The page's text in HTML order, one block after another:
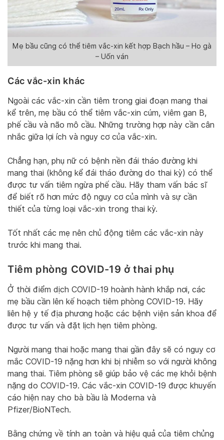
Mẹ bầu cũng có thể tiêm vắc-xin kết hợp Bạch hầu – Ho gà
– Uốn ván
Các vắc-xin khác
Ngoài các vắc-xin cần tiêm trong giai đoạn mang thai
kể trên, mẹ bầu có thể tiêm vắc-xin cúm, viêm gan B,
phế cầu và não mô cầu. Những trường hợp này cần cân
nhắc giữa lợi ích và nguy cơ của vắc-xin.
Chẳng hạn, phụ nữ có bệnh nền đái tháo đường khi
mang thai (không kể đái tháo đường do thai kỳ) có thể
được tư vấn tiêm ngừa phế cầu. Hãy tham vấn bác sĩ
để biết rõ hơn mức độ nguy cơ của mình và sự cần
thiết của từng loại vắc-xin trong thai kỳ.
Tốt nhất các mẹ nên chủ động tiêm các vắc-xin này
trước khi mang thai.
Tiêm phòng COVID-19 ở thai phụ
Ở thời điểm dịch COVID-19 hoành hành khắp nơi, các
mẹ bầu cần lên kế hoạch tiêm phòng COVID-19. Hãy
liên hệ y tế địa phương hoặc các bệnh viện sản khoa để
được tư vấn và đặt lịch hẹn tiêm phòng.
Người mang thai hoặc mang thai gần đây sẽ có nguy cơ
mắc COVID-19 nặng hơn khi bị nhiễm so với người không
mang thai. Tiêm phòng sẽ giúp bảo vệ các mẹ khỏi bệnh
nặng do COVID-19. Các vắc-xin COVID-19 được khuyến
cáo hiện nay cho bà bầu là Moderna và
Pfizer/BioNTech.
Bằng chứng về tính an toàn và hiệu quả của tiêm chủng